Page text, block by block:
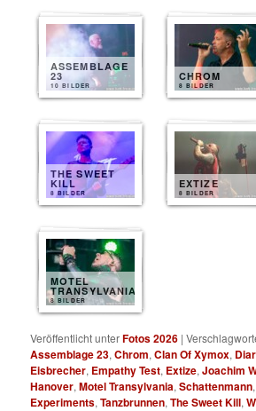
ASSEMBLAGE
23
10 BILDER
CHROM
8 BILDER
THE SWEET
KILL
8 BILDER
EXTIZE
8 BILDER
MOTEL
TRANSYLVANIA
8 BILDER
Veröffentlicht unterFotos 2026 |
Assemblage 23,Chrom,Clan Of Xymox,
Eisbrecher, Empathy Test, Extize,Joachim
Hanover,Motel Transylvania,Schattenmann
Experiments,Tanzbrunnen,The Sweet Kill,